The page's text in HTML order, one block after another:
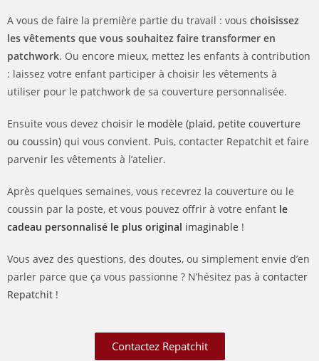
A vous de faire la première partie du travail : vous choisissez
les vêtements que vous souhaitez faire transformer en
patchwork. Ou encore mieux, mettez les enfants à contribution
: laissez votre enfant participer à choisir les vêtements à
utiliser pour le patchwork de sa couverture personnalisée.
Ensuite vous devez choisir le modèle (plaid, petite couverture
ou coussin) qui vous convient. Puis, contacter Repatchit et faire
parvenir les vêtements à l’atelier.
Après quelques semaines, vous recevrez la couverture ou le
coussin par la poste, et vous pouvez offrir à votre enfant le
cadeau personnalisé le plus original imaginable !
Vous avez des questions, des doutes, ou simplement envie d’en
parler parce que ça vous passionne ? N’hésitez pas à contacter
Repatchit !
Contactez Repatchit